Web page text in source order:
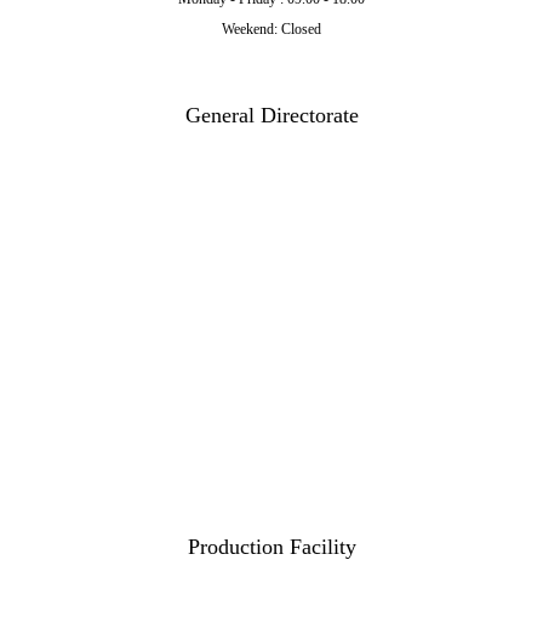
Weekend: Closed
General Directorate
Production Facility